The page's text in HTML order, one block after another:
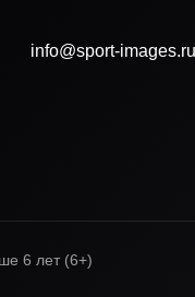
info@sport-images.ru
6 лет (6+)